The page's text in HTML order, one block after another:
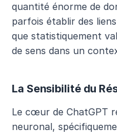
quantité énorme de
parfois établir des
que statistiquement
de sens dans un
La Sensibilité du
Le cœur de ChatGPT
neuronal,